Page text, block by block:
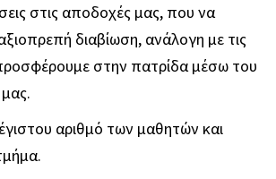
στις αποδοχές μας, που να
διαβίωση, ανάλογη με τις
στην πατρίδα μέσω του
αριθμό των μαθητών και